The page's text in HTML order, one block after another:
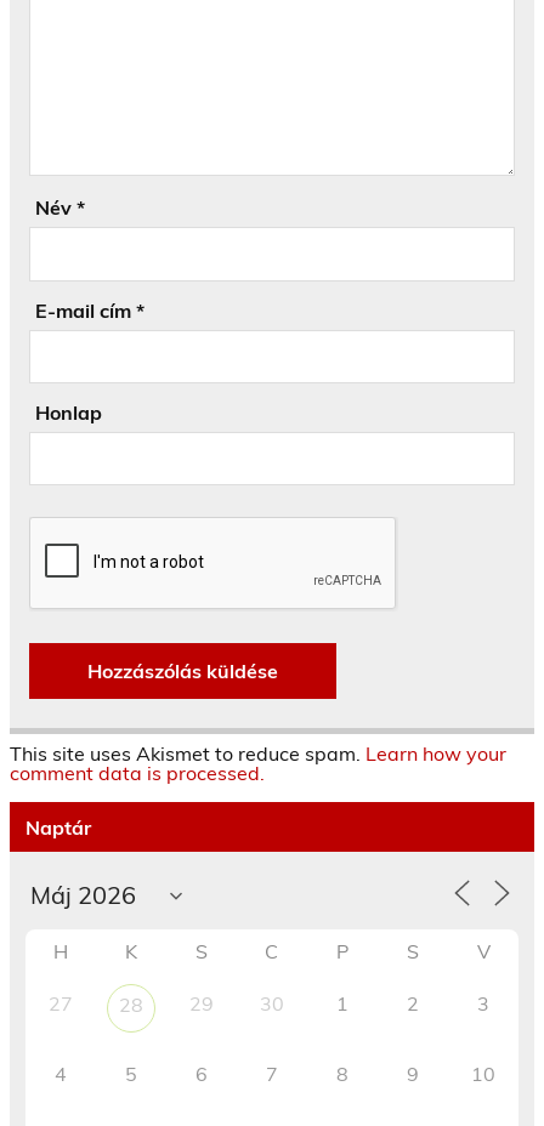
Név *
E-mail cím *
Honlap
This site uses Akismet to reduce spam. Learn how your
comment data is processed.
Naptár
H K S C P S V
27 28 29 30 1 2 3
4 5 6 7 8 9 10